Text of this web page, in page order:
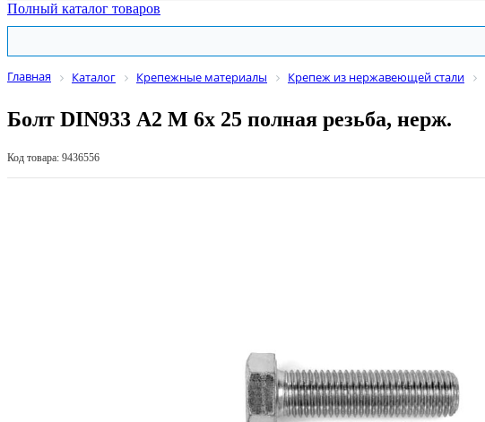
Полный каталог товаров
Главная Каталог Крепежные материалы Крепеж из нержавеющей стали
Болт DIN933 А2 М 6х 25 полная резьба, нерж.
Код товара: 9436556